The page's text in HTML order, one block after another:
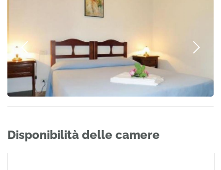
Disponibilità delle camere